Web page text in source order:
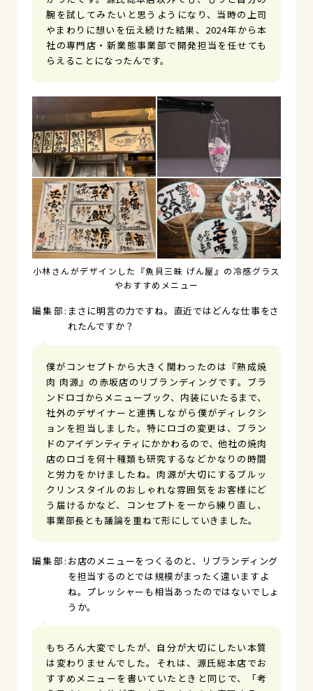
腕を試してみたいと思うようになり、当時の上司
やまわりに想いを伝え続けた結果、2024年から本
社の専門店・新業態事業部で開発担当を任せても
らえることになったんです。
小林さんがデザインした『魚貝三昧 げん屋』の冷感グラス
やおすすめメニュー
まさに明言の力ですね。直近ではどんな仕事をさ
れたんですか？
僕がコンセプトから大きく関わったのは『熟成焼
肉 肉源』の赤坂店のリブランディングです。ブラ
ンドロゴからメニューブック、内装にいたるまで、
社外のデザイナーと連携しながら僕がディレクシ
ョンを担当しました。特にロゴの変更は、ブラン
ドのアイデンティティにかかわるので、他社の焼肉
店のロゴを何十種類も研究するなどかなりの時間
と労力をかけましたね。肉源が大切にするブルッ
クリンスタイルのおしゃれな雰囲気をお客様にど
う届けるかなど、コンセプトを一から練り直し、
事業部長とも議論を重ねて形にしていきました。
お店のメニューをつくるのと、リブランディング
を担当するのとでは規模がまったく違いますよ
ね。プレッシャーも相当あったのではないでしょ
うか。
もちろん大変でしたが、自分が大切にしたい本質
は変わりませんでした。それは、源氏総本店でお
すすめメニューを書いていたときと同じで、「考